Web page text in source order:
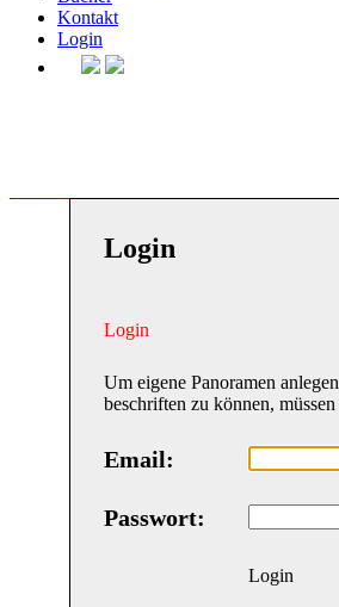
Kontakt
Login
Login
Login
Um eigene Panoramen
beschriften zu können,
Email:
Passwort:
Login